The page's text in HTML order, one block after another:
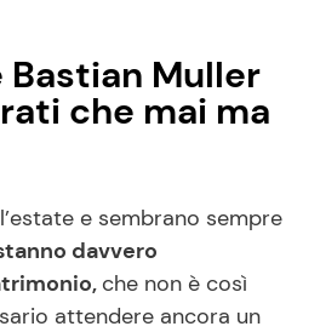
Bastian Muller
che mai ma
e sembrano sempre
davvero
che non è così
attendere ancora un